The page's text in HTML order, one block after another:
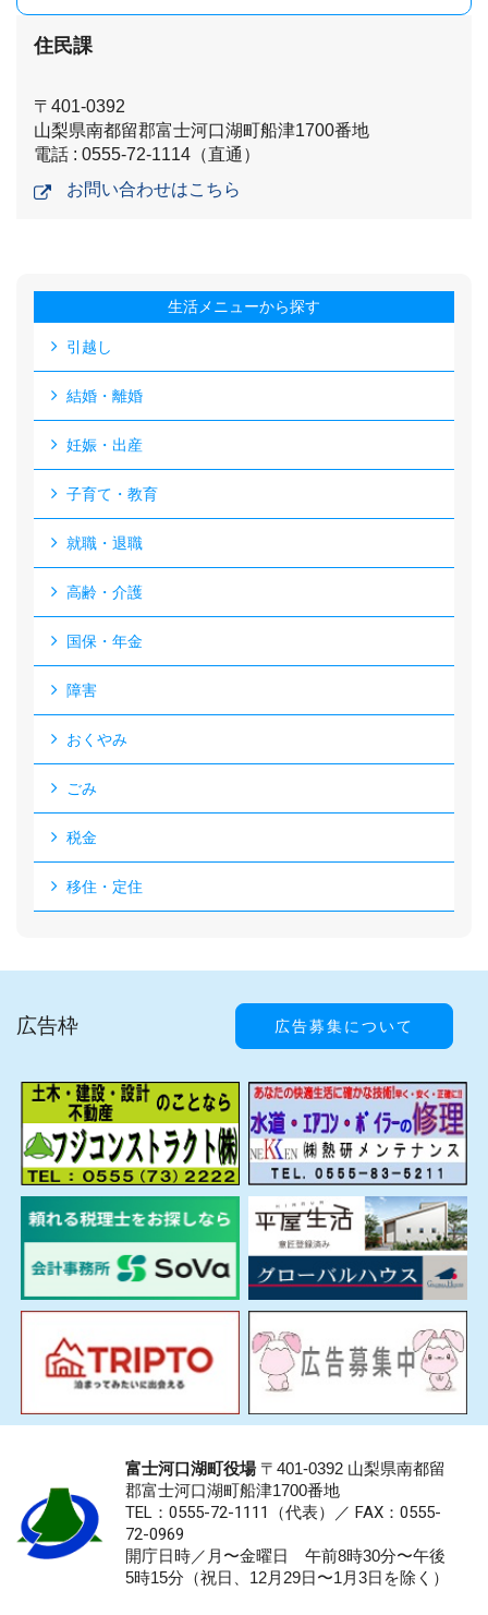
住民課
〒401-0392
山梨県南都留郡富士河口湖町船津1700番地
電話 : 0555-72-1114（直通）
お問い合わせはこちら
生活メニューから探す
引越し
結婚・離婚
妊娠・出産
子育て・教育
就職・退職
高齢・介護
国保・年金
障害
おくやみ
ごみ
税金
移住・定住
広告枠 広告募集について
富士河口湖町役場〒401-0392 山梨県南都留
郡富士河口湖町船津1700番地
TEL：0555-72-1111 （代表）／ FAX：0555-
72-0969
開庁日時／月〜金曜日 午前8時30分〜午後
5時15分（祝日、12月29日〜1月3日を除く）